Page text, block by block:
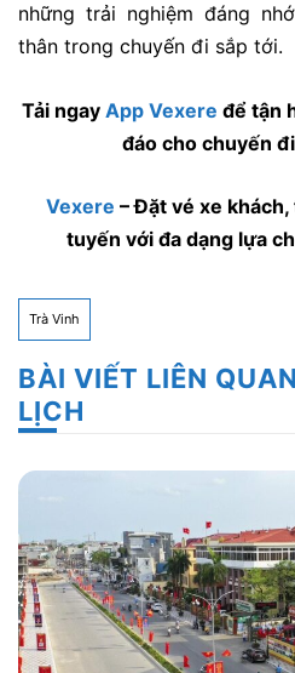
những trải nghiệm đáng
thân trong chuyến đi sắp tới.
Tải ngay App Vexere để tận
đáo cho chuyến
Vexere – Đặt vé xe
tuyến với đa dạng lựa
Trà Vinh
BÀI VIẾT LIÊN
LỊCH